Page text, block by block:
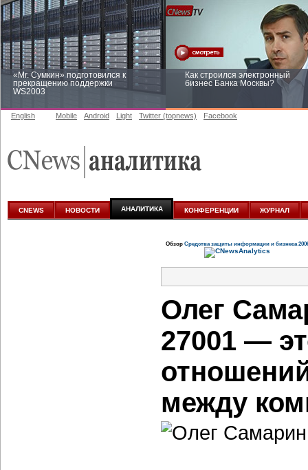
«Mr. Сумкин» подготовился к
прекращению поддержки
WS2003
Как строился электронный
бизнес Банка Москвы?
аналитике
English Mobile Android Light Twitter (topnews) Facebook
CNEWS НОВОСТИ АНАЛИТИКА КОНФЕРЕНЦИИ ЖУРНАЛ
Обзор Средства защиты информации и бизнеса
Олег
27001 —
между